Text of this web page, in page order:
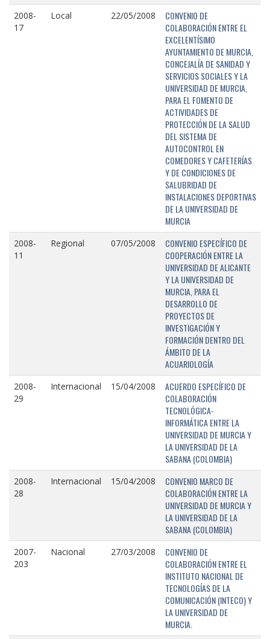
2008-
17
Local 22/05/2008
CONVENIO DE
COLABORACIÓN ENTRE EL
EXCELENTÍSIMO
AYUNTAMIENTO DE MURCIA,
CONCEJALÍA DE SANIDAD Y
SERVICIOS SOCIALES Y LA
UNIVERSIDAD DE MURCIA,
PARA EL FOMENTO DE
ACTIVIDADES DE
PROTECCIÓN DE LA SALUD
DEL SISTEMA DE
AUTOCONTROL EN
COMEDORES Y CAFETERÍAS
Y DE CONDICIONES DE
SALUBRIDAD DE
INSTALACIONES DEPORTIVAS
DE LA UNIVERSIDAD DE
MURCIA
2008-
11
Regional 07/05/2008
CONVENIO ESPECÍFICO DE
COOPERACIÓN ENTRE LA
UNIVERSIDAD DE ALICANTE
Y LA UNIVERSIDAD DE
MURCIA, PARA EL
DESARROLLO DE
PROYECTOS DE
INVESTIGACIÓN Y
FORMACIÓN DENTRO DEL
ÁMBITO DE LA
ACUARIOLOGÍA
2008-
29
Internacional 15/04/2008
ACUERDO ESPECÍFICO DE
COLABORACIÓN
TECNOLÓGICA-
INFORMÁTICA ENTRE LA
UNIVERSIDAD DE MURCIA Y
LA UNIVERSIDAD DE LA
SABANA (COLOMBIA)
2008-
28
Internacional 15/04/2008
CONVENIO MARCO DE
COLABORACIÓN ENTRE LA
UNIVERSIDAD DE MURCIA Y
LA UNIVERSIDAD DE LA
SABANA (COLOMBIA)
2007-
203
Nacional 27/03/2008
CONVENIO DE
COLABORACIÓN ENTRE EL
INSTITUTO NACIONAL DE
TECNOLOGÍAS DE LA
COMUNICACIÓN (INTECO) Y
LA UNIVERSIDAD DE
MURCIA.